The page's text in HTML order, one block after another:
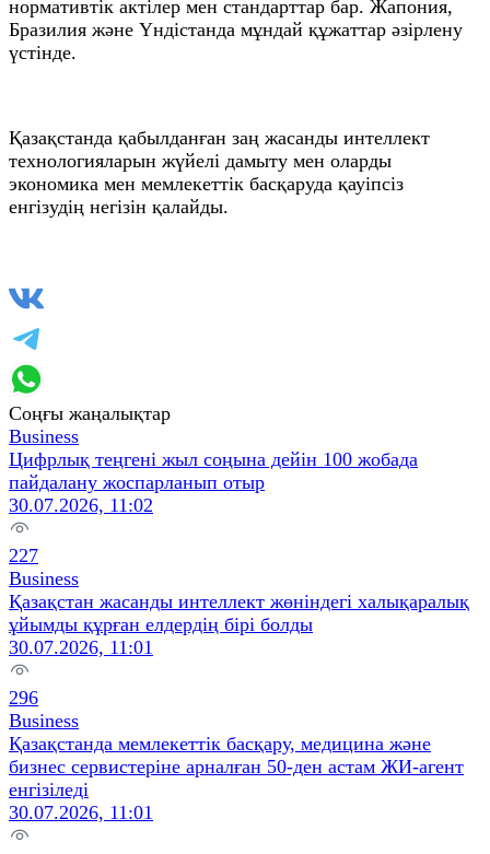
нормативтік актілер мен стандарттар бар. Жапония,
Бразилия және Үндістанда мұндай құжаттар әзірлену
үстінде.
Қазақстанда қабылданған заң жасанды интеллект
технологияларын жүйелі дамыту мен оларды
экономика мен мемлекеттік басқаруда қауіпсіз
енгізудің негізін қалайды.
Соңғы жаңалықтар
Business
Цифрлық теңгені жыл соңына дейін 100 жобада
пайдалану жоспарланып отыр
30.07.2026, 11:02
227
Business
Қазақстан жасанды интеллект жөніндегі халықаралық
ұйымды құрған елдердің бірі болды
30.07.2026, 11:01
296
Business
Қазақстанда мемлекеттік басқару, медицина және
бизнес сервистеріне арналған 50-ден астам ЖИ-агент
енгізіледі
30.07.2026, 11:01